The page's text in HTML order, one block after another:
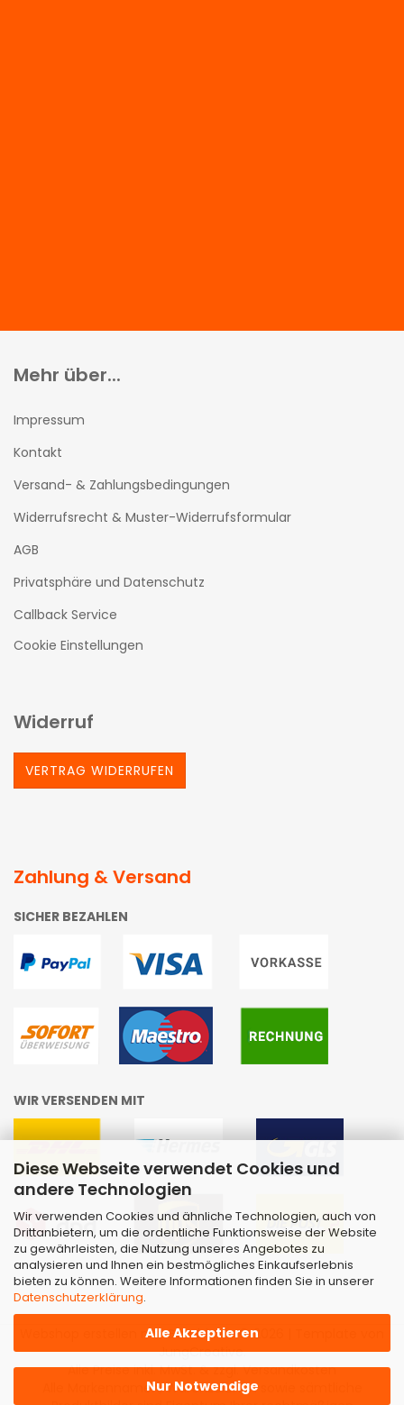
Diese Webseite verwendet Cookies und
andere Technologien
Wir verwenden Cookies und ähnliche Technologien, auch von
Drittanbietern, um die ordentliche Funktionsweise der Website
zu gewährleisten, die Nutzung unseres Angebotes zu
analysieren und Ihnen ein bestmögliches Einkaufserlebnis
bieten zu können. Weitere Informationen finden Sie in unserer
Datenschutzerklärung.
Alle Akzeptieren
Nur Notwendige
Mehr über...
Impressum
Kontakt
Versand- & Zahlungsbedingungen
Widerrufsrecht & Muster-Widerrufsformular
AGB
Privatsphäre und Datenschutz
Callback Service
Cookie Einstellungen
Widerruf
VERTRAG WIDERRUFEN
Zahlung & Versand
SICHER BEZAHLEN
WIR VERSENDEN MIT
mit Gambio.de © 2026 | Template von
JungCreative.
Alle Preise inkl. MwSt. & zzgl. Versandkosten
Alle Markennamen, Warenzeichen sowie sämtliche